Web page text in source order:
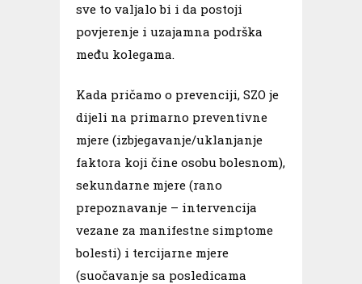
sve to valjalo bi i da postoji
povjerenje i uzajamna podrška
među kolegama.
Kada pričamo o prevenciji, SZO je
dijeli na primarno preventivne
mjere (izbjegavanje/uklanjanje
faktora koji čine osobu bolesnom),
sekundarne mjere (rano
prepoznavanje – intervencija
vezane za manifestne simptome
bolesti) i tercijarne mjere
(suočavanje sa posledicama